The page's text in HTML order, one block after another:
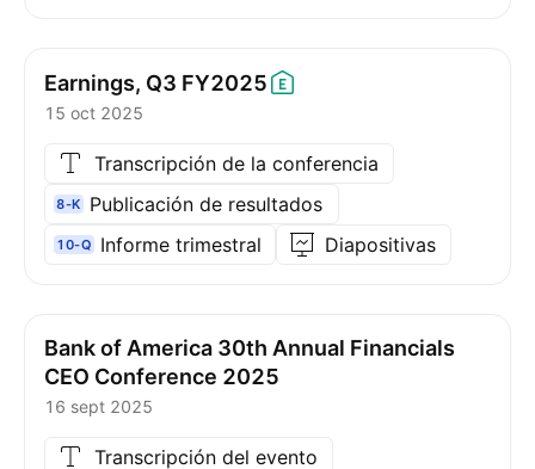
Earnings, Q3 FY2025
15 oct 2025
Transcripción de la conferencia
8-K Publicación de resultados
10-Q Informe trimestral Diapositivas
Bank of America 30th Annual Financials
CEO Conference 2025
16 sept 2025
Transcripción del evento